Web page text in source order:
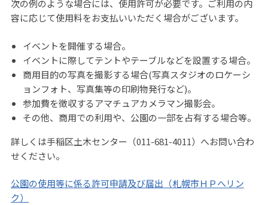
次の例のような場合には、使用許可が必要です。ご利用の内
容に応じて使用料をお支払いいただく場合がございます。
イベントを開催する場合。
イベントに際してテントやテーブルなどを設置する場合。
商用目的の写真を撮影する場合(写真スタジオのロケーシ
ョンフォト、写真集等の印刷物発行など)。
参加費を徴収するアマチュアカメラマン撮影会。
その他、商用での利用や、公園の一部を占有する場合等。
詳しくは手稲区土木センター（011-681-4011）へお問い合わ
せください。
公園の使用等に係る許可申請及び届出（札幌市ＨＰへリン
ク）